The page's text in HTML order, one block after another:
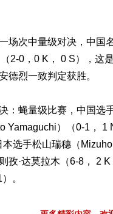
场次中量级对决，中国
（2-0，0 K， 0 S），这
德烈一致判定获胜。
：蝇量级比赛，中国选
Yamaguchi）（0-1，
本选手松山瑞穗（
孜·达莫拉木（6-8， 2
。